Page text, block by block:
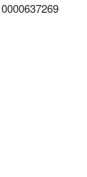
0000637269